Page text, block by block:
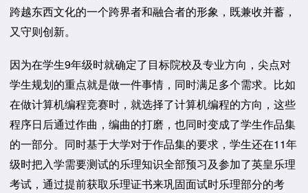
跨越东西文化的一个跨界者和融合者的形象，既兼收并蓄，
又守则创新。
因为在学生9年级时就确定了目标院校及专业方向，尖点对
学生规划的重点就是做一件事情，同时满足多个需求。比如
在做计算机编程竞赛时，就选择了计算机编程的方向，这些
程序日后通过作曲，编曲的打磨，也同时变成了学生作品集
的一部分。同时基于大学对于作品集的要求，学生还在11年
级时把入学需要测试的乐理知识全部预习及参加了英皇乐理
考试，通过提前获取乐理证书来巩固面试时乐理部分的考